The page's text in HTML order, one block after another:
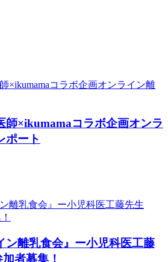
師×ikumamaコラボ企画オンラ
ポート
ン離乳食会』ー小児科医工藤
者募集！